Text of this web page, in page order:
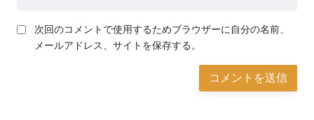
次回のコメントで使用するためブラウザーに自分の名前、
メールアドレス、サイトを保存する。